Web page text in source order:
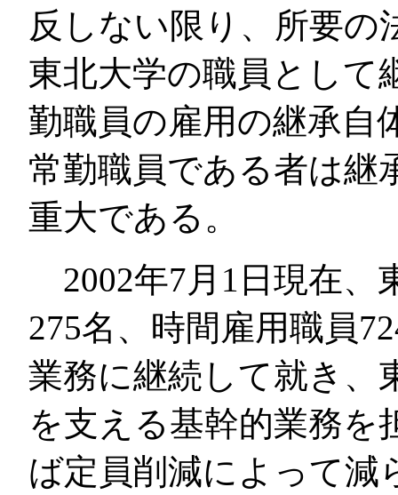
反しない限り、所要の
東北大学の職員として
勤職員の雇用の継承自
常勤職員である者は継
重大である。
2002年7月1日現在、
275名、時間雇用職員
業務に継続して就き、
を支える基幹的業務を
ば定員削減によって減